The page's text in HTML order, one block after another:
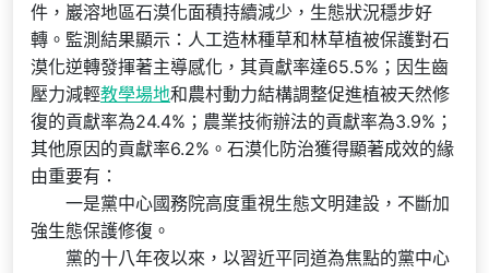
件，巖溶地區石漠化面積持續減少，生態狀況穩步好
轉。監測結果顯示：人工造林種草和林草植被保護對石
漠化逆轉發揮著主導感化，其貢獻率達65.5%；因生齒
壓力減輕教學場地和農村動力結構調整促進植被天然修
復的貢獻率為24.4%；農業技術辦法的貢獻率為3.9%；
其他原因的貢獻率6.2%。石漠化防治獲得顯著成效的緣
由重要有：
一是黨中心國務院高度重視生態文明建設，不斷加
強生態保護修復。
黨的十八年夜以來，以習近平同道為焦點的黨中心